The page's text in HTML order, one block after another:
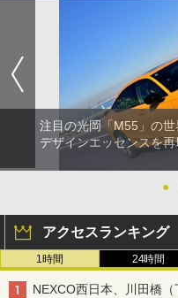
注目の光岡「M55」の
デザインエッセンスを
●
アクセスランキング
1時間 24時間
NEXCO西日本、川田橋